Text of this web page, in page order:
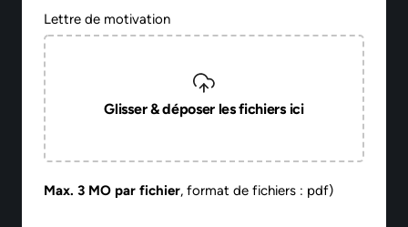
Lettre de motivation
Glisser & déposer les fichiers ici
Max. 3 MO par fichier, format de fichiers : pdf)